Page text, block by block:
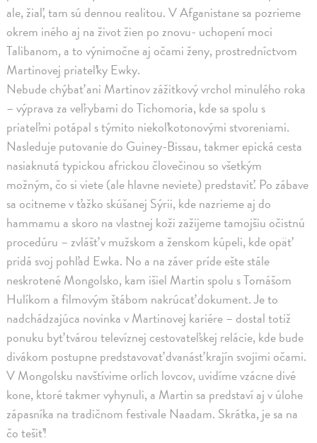
ale, žiaľ, tam sú dennou realitou. V Afganistane sa pozrieme
okrem iného aj na život žien po znovu- uchopení moci
Talibanom, a to výnimočne aj očami ženy, prostredníctvom
Martinovej priateľky Ewky.
Nebude chýbať ani Martinov zážitkový vrchol minulého roka
– výprava za veľrybami do Tichomoria, kde sa spolu s
priateľmi potápal s týmito niekoľkotonovými stvoreniami.
Nasleduje putovanie do Guiney-Bissau, takmer epická cesta
nasiaknutá typickou africkou človečinou so všetkým
možným, čo si viete (ale hlavne neviete) predstaviť. Po zábave
sa ocitneme v ťažko skúšanej Sýrii, kde nazrieme aj do
hammamu a skoro na vlastnej koži zažijeme tamojšiu očistnú
procedúru – zvlášť v mužskom a ženskom kúpeli, kde opäť
pridá svoj pohľad Ewka. No a na záver príde ešte stále
neskrotené Mongolsko, kam išiel Martin spolu s Tomášom
Hulíkom a filmovým štábom nakrúcať dokument. Je to
nadchádzajúca novinka v Martinovej kariére – dostal totiž
ponuku byť tvárou televíznej cestovateľskej relácie, kde bude
divákom postupne predstavovať dvanásť krajín svojimi očami.
V Mongolsku navštívime orlích lovcov, uvidíme vzácne divé
kone, ktoré takmer vyhynuli, a Martin sa predstaví aj v úlohe
zápasníka na tradičnom festivale Naadam. Skrátka, je sa na
čo tešiť!